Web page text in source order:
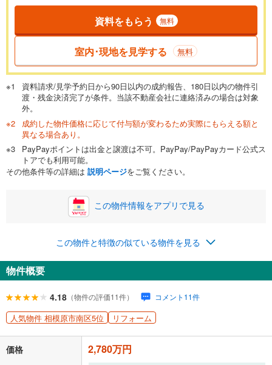
一般的には最長35年まで借り入れ可能です。多くの金融機関
が完済時の年齢は80歳までを条件としています。
閉じる
頭金 万円
0万円 2,780万円
自己資金から住宅購入にかけられる金額を入力してくださ
い。一般的には物件価格の2割までが目安です。
閉じる
ボーナス
万円
0円
ナス時の増額分（1回分）を入力してください。
ボーナス払いの限度額は金融機関によって異なります。
閉じる
月々の返済額
ローン返済額 72,164円（頭金比率 0 %）
「金利」については、ご利用を予定されている金融機関等にご確認の
上、ご自身での入力をお願いいたします。初期設定で自動入力されてい
資料をもらう 無料
室内･現地を見学する 無料
資料請求/見学予約日から90日以内の成約報告、180日以内の物件引
渡・残金決済完了が条件。当該不動産会社に連絡済みの場合は対象
外。
成約した物件価格に応じて付与額が変わるため実際にもらえる額と
異なる場合あり。
PayPayポイントは出金と譲渡は不可。PayPay/PayPayカード公式ス
トアでも利用可能。
その他条件等の詳細は 説明ページをご覧ください。
この物件情報をアプリで見る
この物件と特徴の似ている物件を見る
物件概要
4.18 （物件の評価11件） コメント11件
人気物件 相模原市南区5位 リフォーム
価格 2,780万円